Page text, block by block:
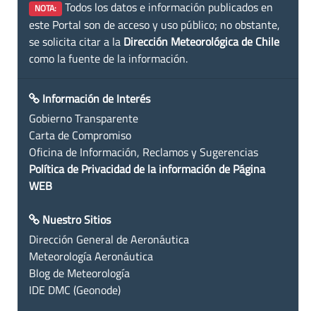
NOTA: Todos los datos e información publicados en
este Portal son de acceso y uso público; no obstante,
se solicita citar a la Dirección Meteorológica de Chile
como la fuente de la información.
Información de Interés
Gobierno Transparente
Carta de Compromiso
Oficina de Información, Reclamos y Sugerencias
Política de Privacidad de la información de Página
WEB
Nuestro Sitios
Dirección General de Aeronáutica
Meteorología Aeronáutica
Blog de Meteorología
IDE DMC (Geonode)